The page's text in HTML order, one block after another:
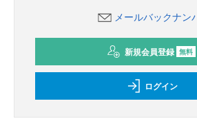
メールバックナン
新規会員登録 無料
ログイン